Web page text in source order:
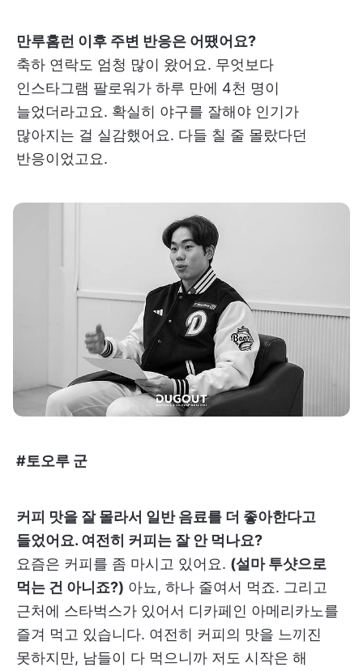
만루홈런 이후 주변 반응은 어땠어요?
축하 연락도 엄청 많이 왔어요. 무엇보다
인스타그램 팔로워가 하루 만에 4천 명이
늘었더라고요. 확실히 야구를 잘해야 인기가
많아지는 걸 실감했어요. 다들 칠 줄 몰랐다던
반응이었고요.
#토오루 군
커피 맛을 잘 몰라서 일반 음료를 더 좋아한다고
들었어요. 여전히 커피는 잘 안 먹나요?
요즘은 커피를 좀 마시고 있어요. (설마 투샷으로
먹는 건 아니죠?) 아뇨, 하나 줄여서 먹죠. 그리고
근처에 스타벅스가 있어서 디카페인 아메리카노를
즐겨 먹고 있습니다. 여전히 커피의 맛을 느끼진
못하지만, 남들이 다 먹으니까 저도 시작은 해